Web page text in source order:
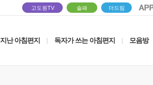
고도원TV 솔패 더드림
지난 아침편지 독자가 쓰는 아침편지 모음방